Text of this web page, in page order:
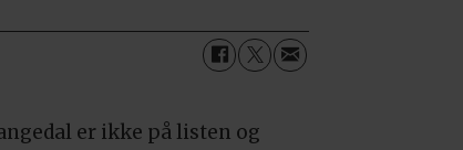
er ikke på listen og